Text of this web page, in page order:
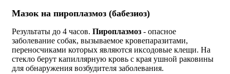
Мазок на пироплазмоз (бабезиоз)
Результаты до 4 часов. Пироплазмоз - опасное
заболевание собак, вызываемое кровепаразитами,
переносчиками которых являются иксодовые клещи. На
стекло берут капиллярную кровь с края ушной раковины
для обнаружения возбудителя заболевания.